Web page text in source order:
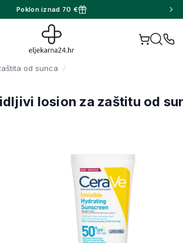
Poklon iznad 70 €
od sunca
losion za zaštitu od